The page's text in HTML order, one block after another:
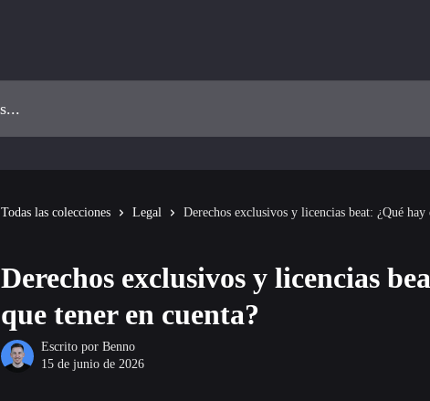
Todas las colecciones Legal Derechos exclusivos y licencias beat: ¿Qué hay
Derechos exclusivos y licencias
que tener en cuenta?
Escrito por Benno
15 de junio de 2026